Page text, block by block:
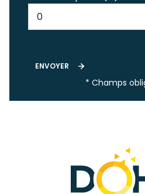
ENVOYER
* Champs